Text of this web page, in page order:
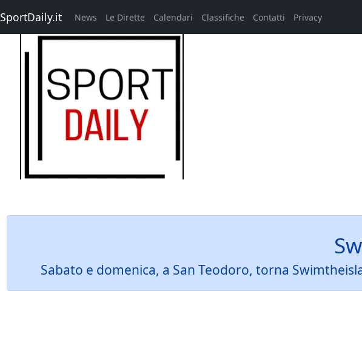
SportDaily.it News Le Dirette Calendari Classifiche Contatti Privacy
Sabato e domenica, a San Teodoro, torna